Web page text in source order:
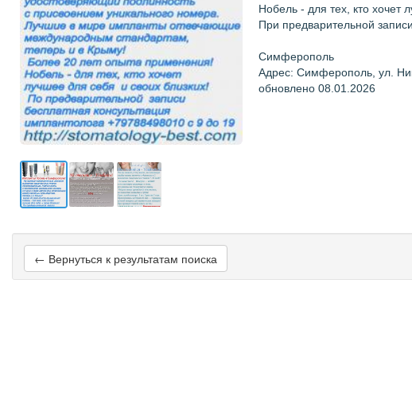
Нобель - для тех, кто хочет
При предварительной
Симферополь
Адрес: Симферополь, ул.
обновлено 08.01.2026
← Вернуться к результатам поиска